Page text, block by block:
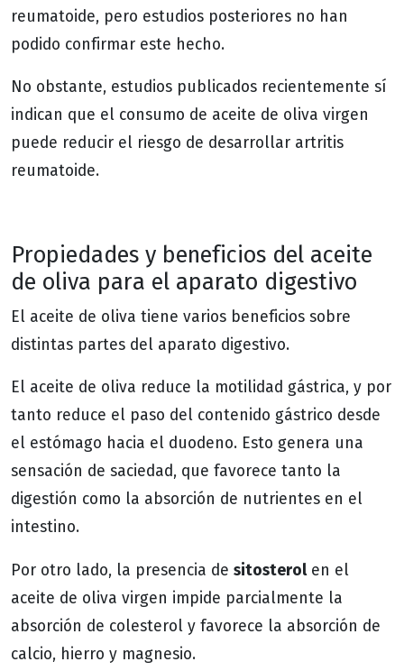
reumatoide, pero estudios posteriores no han
podido confirmar este hecho.
No obstante, estudios publicados recientemente sí
indican que el consumo de aceite de oliva virgen
puede reducir el riesgo de desarrollar artritis
reumatoide.
Propiedades y beneficios del aceite
de oliva para el aparato digestivo
El aceite de oliva tiene varios beneficios sobre
distintas partes del aparato digestivo.
El aceite de oliva reduce la motilidad gástrica, y por
tanto reduce el paso del contenido gástrico desde
el estómago hacia el duodeno. Esto genera una
sensación de saciedad, que favorece tanto la
digestión como la absorción de nutrientes en el
intestino.
Por otro lado, la presencia de sitosterolen el
aceite de oliva virgen impide parcialmente la
absorción de colesterol y favorece la absorción de
calcio, hierro y magnesio.